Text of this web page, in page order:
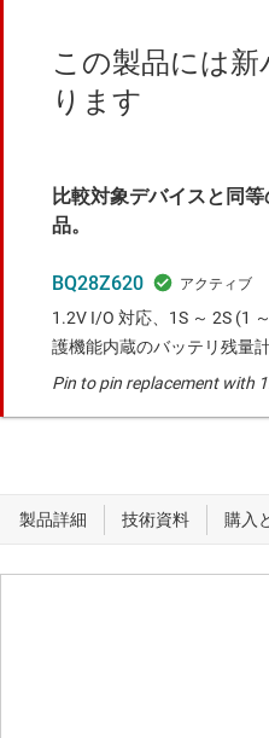
この製品には
ります
比較対象デバイスと同
品。
BQ28Z620
1.2V I/O 対応、1S ～ 2S (1
護機能内蔵のバッテリ残量
Pin to pin replacement with